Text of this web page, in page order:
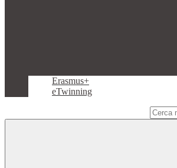
Erasmus+
eTwinning